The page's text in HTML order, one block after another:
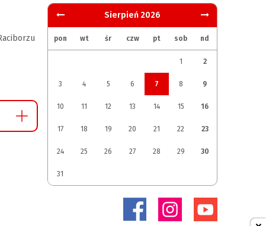
Sierpień 2026
pon wt śr czw pt sob nd
1 2
3 4 5 6 7 8 9
10 11 12 13 14 15 16
17 18 19 20 21 22 23
24 25 26 27 28 29 30
31